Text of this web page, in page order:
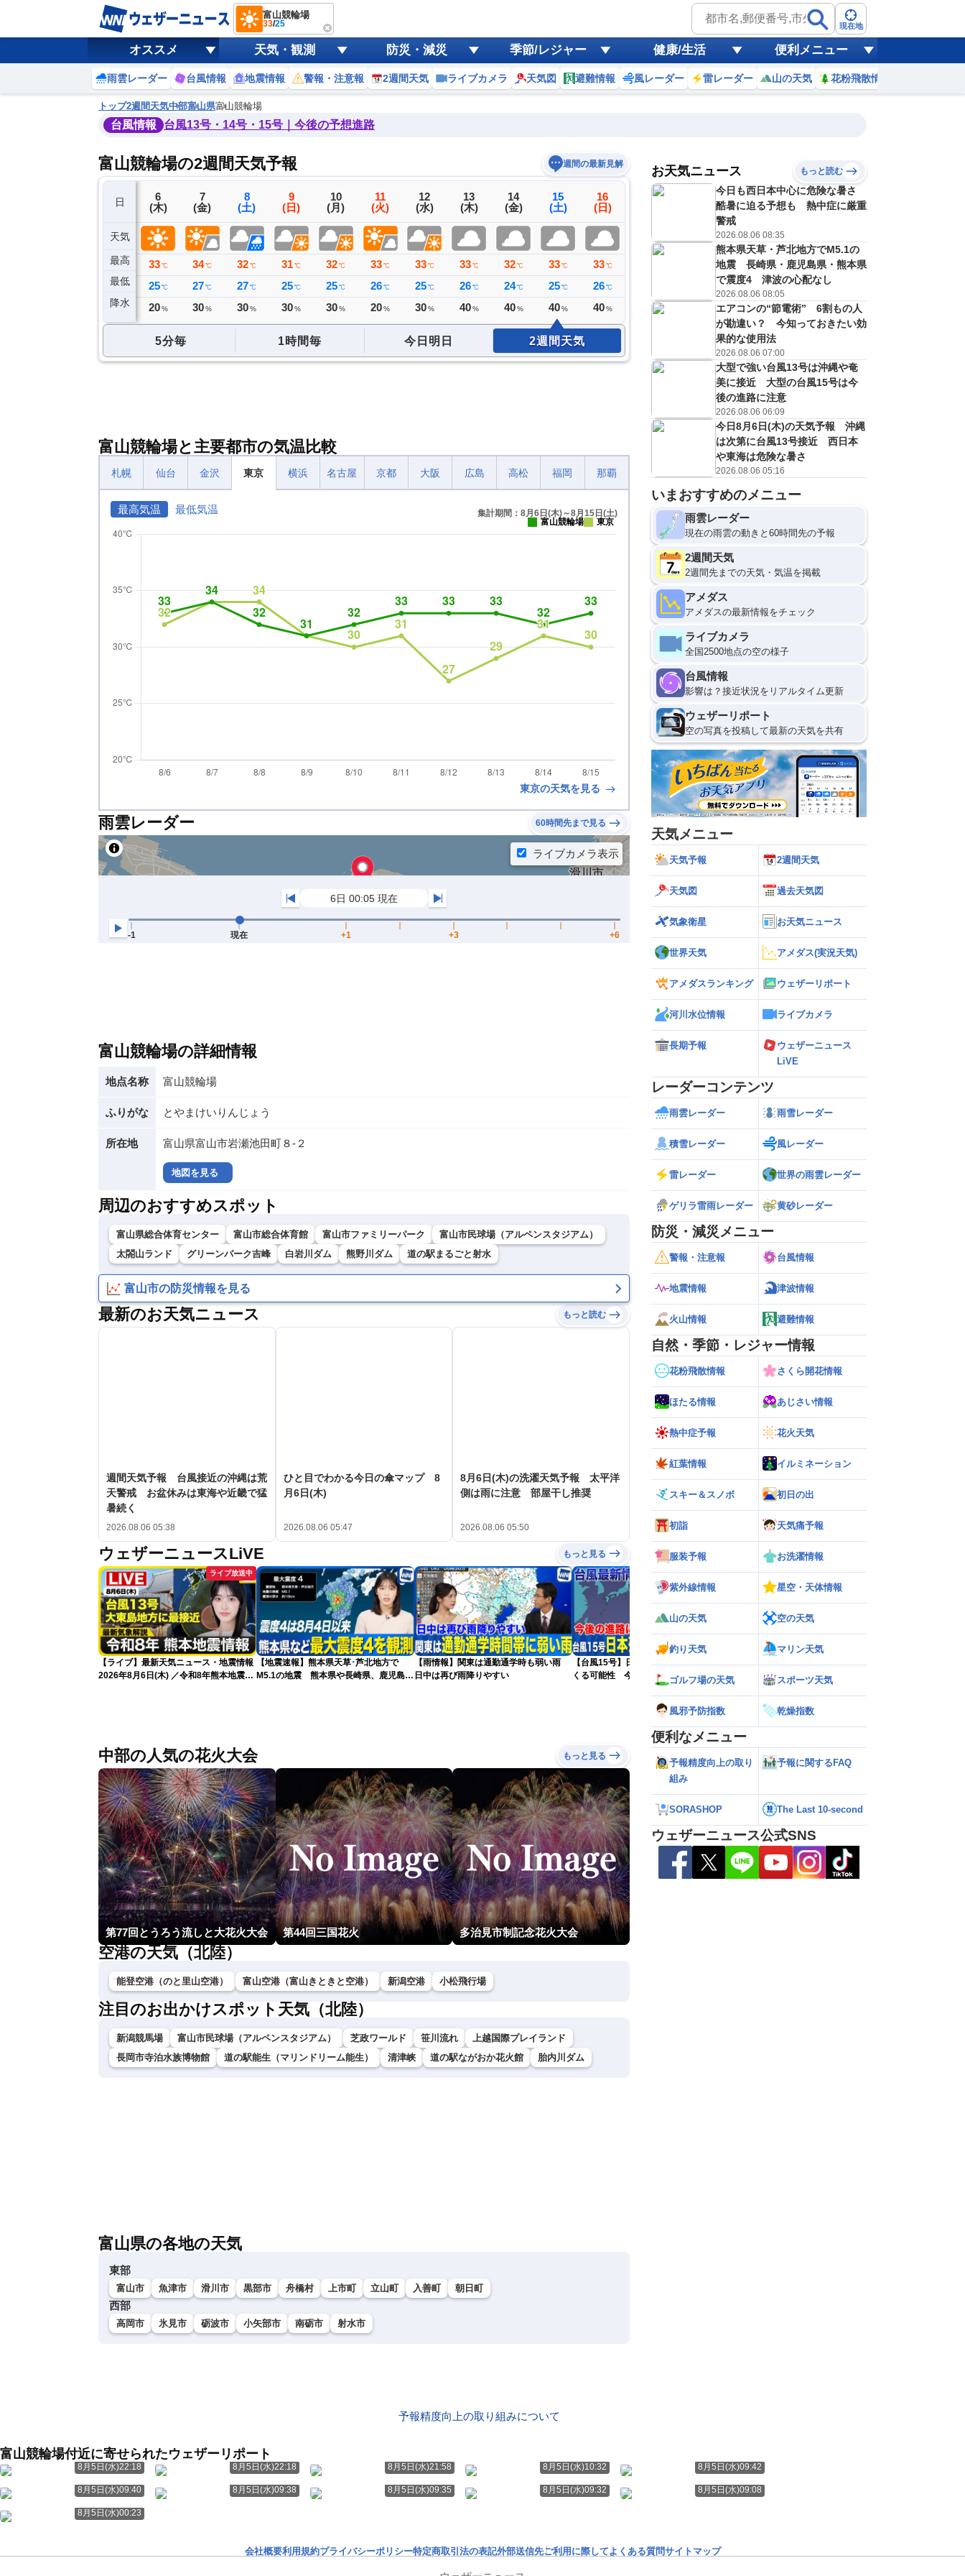
富山競輪場
33/25 現在地
オススメ 天気・観測 防災・減災 季節/レジャー 健康/生活 便利メニュー
雨雲レーダー 台風情報 地震情報 警報・注意報 2週間天気 ライブカメラ 天気図 避難情報 風レーダー 雷レーダー 山の天気 花粉飛散情報
トップ2週間天気中部富山県富山競輪場
台風情報 台風13号・14号・15号｜今後の予想進路
富山競輪場の2週間天気予報 週間の最新見解
日
天気
最高
最低
降水
5
(水)
33℃
26℃
ミリ
6
(木)
33 ℃
25 ℃
20 %
7
(金)
34℃
27 ℃
30 %
8
(土)
32 ℃
27 ℃
30 %
9
(日)
31 ℃
25 ℃
30 %
10
(月)
32℃
25℃
30%
11
(火)
33℃
26℃
20%
12
(水)
33℃
25℃
30%
13
(木)
33℃
26℃
40%
14
(金)
32 ℃
24 ℃
40 %
15
(土)
33 ℃
25 ℃
40 %
16
(日)
33 ℃
26 ℃
40 %
17
%
19
(水)
C
32
25℃
20%
20
(木)
E
32 ℃
25
40%
予報の
信頼度
B
C
D
E
低
5分毎 1時間毎 今日明日 2週間天気
富山競輪場と主要都市の気温比較
札幌 仙台 金沢 東京 横浜 名古屋 京都 大阪 広島 高松 福岡 那覇
最高気温 最低気温
集計期間：8月6日(木)～8月15日(土)
富山競輪場
東京
東京の天気を見る
雨雲レーダー 60時間先まで見る
富山競輪場の詳細情報
地点名称 富山競輪場
ふりがな とやまけいりんじょう
所在地 富山県富山市岩瀬池田町８‐２
地図を見る
周辺のおすすめスポット
富山県総合体育センター 富山市総合体育館 富山市ファミリーパーク
富山市民球場（アルペンスタジアム）
太閤山ランド
グリーンパーク吉峰 白岩川ダム 熊野川ダム 道の駅まるごと射水
富山市の防災情報を見る
最新のお天気ニュース もっと読む
週間天気予報 台風接近の沖縄は荒
天警戒 お盆休みは東海や近畿で猛
暑続く
2026.08.06 05:38
ひと目でわかる今日の傘マップ 8
月6日(木)
2026.08.06 05:47
8月6日(木)の洗濯天気予報 太平洋
側は雨に注意 部屋干し推奨
2026.08.06 05:50
ウェザーニュースLiVE もっと見る
ライブ放送中
【ライブ】最新天気ニュース・地震情報
2026年8月6日(木) ／令和8年熊本地震情
【地震速報】熊本県天草･芦北地方で
M5.1の地震 熊本県や長崎県、鹿児島県
【雨情報】関東は通勤通学時も弱い雨
日中は再び雨降りやすい
【台風15号】日本の東の海上に近づいて
くる可能性 今後の進路に注意（6日3時接近前から荒天のおそれ（6日5時更新）
中部の人気の花火大会 もっと見る
第77回とうろう流しと大花火大会 第44回三国花火 多治見市制記念花火大会
空港の天気（北陸）
能登空港（のと里山空港） 富山空港（富山きときと空港） 新潟空港 小松飛行場
注目のお出かけスポット天気（北陸）
新潟競馬場 富山市民球場（アルペンスタジアム） 芝政ワールド 笹川流れ
上越国際プレイランド
長岡市寺泊水族博物館
道の駅能生（マリンドリーム能生） 清津峡 道の駅ながおか花火館 胎内川ダム
富山県の各地の天気
東部
富山市 魚津市 滑川市 黒部市 舟橋村 上市町 立山町 入善町 朝日町
西部
高岡市 氷見市 砺波市 小矢部市 南砺市 射水市
お天気ニュース もっと読む
今日も西日本中心に危険な暑さ
酷暑に迫る予想も 熱中症に厳重
警戒
2026.08.06 08:35
熊本県天草・芦北地方でM5.1の
地震 長崎県・鹿児島県・熊本県
で震度4 津波の心配なし
2026.08.06 08:05
エアコンの“節電術” 6割もの人
が勘違い？ 今知っておきたい効
果的な使用法
2026.08.06 07:00
大型で強い台風13号は沖縄や奄
美に接近 大型の台風15号は今
後の進路に注意
2026.08.06 06:09
今日8月6日(木)の天気予報 沖縄
は次第に台風13号接近 西日本
や東海は危険な暑さ
2026.08.06 05:16
いまおすすめのメニュー
雨雲レーダー
現在の雨雲の動きと60時間先の予報
2週間天気
2週間先までの天気・気温を掲載
アメダス
アメダスの最新情報をチェック
ライブカメラ
全国2500地点の空の様子
台風情報
影響は？接近状況をリアルタイム更新
ウェザーリポート
空の写真を投稿して最新の天気を共有
天気メニュー
天気予報 2週間天気
天気図 過去天気図
気象衛星 お天気ニュース
世界天気 アメダス(実況天気)
アメダスランキング ウェザーリポート
河川水位情報 ライブカメラ
長期予報
ウェザーニュース
LiVE
レーダーコンテンツ
雨雲レーダー 雨雪レーダー
積雪レーダー 風レーダー
雷レーダー 世界の雨雲レーダー
ゲリラ雷雨レーダー 黄砂レーダー
防災・減災メニュー
警報・注意報 台風情報
地震情報 津波情報
火山情報 避難情報
自然・季節・レジャー情報
花粉飛散情報 さくら開花情報
ほたる情報 あじさい情報
熱中症予報 花火天気
紅葉情報 イルミネーション
スキー＆スノボ 初日の出
初詣 天気痛予報
服装予報 お洗濯情報
紫外線情報 星空・天体情報
山の天気 空の天気
釣り天気 マリン天気
ゴルフ場の天気 スポーツ天気
風邪予防指数 乾燥指数
便利なメニュー
予報精度向上の取り
組み
予報に関するFAQ
SORASHOP The Last 10-second
ウェザーニュース公式SNS
予報精度向上の取り組みについて
富山競輪場付近に寄せられたウェザーリポート
8月5日(水)22:18 8月5日(水)22:18 8月5日(水)21:58 8月5日(水)10:32 8月5日(水)09:42
8月5日(水)09:40 8月5日(水)09:38 8月5日(水)09:35 8月5日(水)09:32 8月5日(水)09:08
8月5日(水)00:23
会社概要利用規約プライバシーポリシー特定商取引法の表記外部送信先ご利用に際してよくある質問サイトマップ